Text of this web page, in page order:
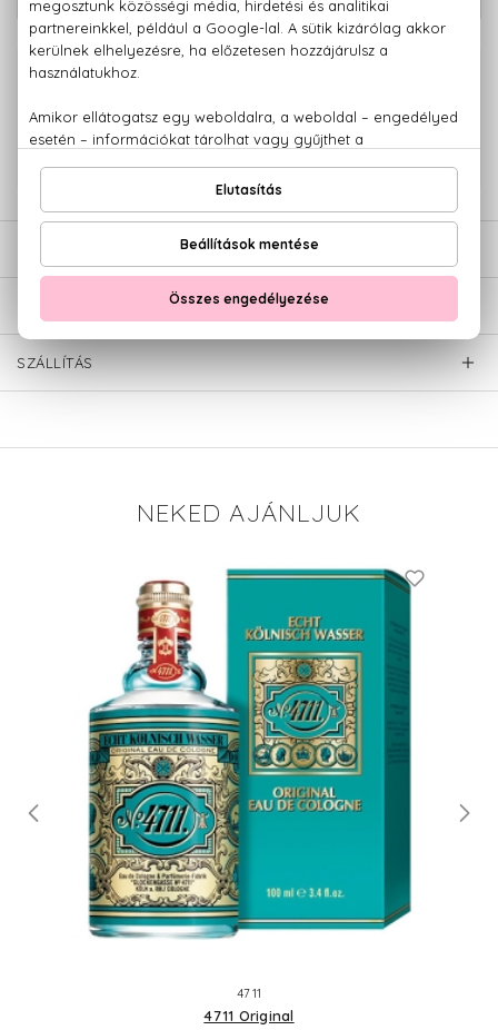
100% eredeti termékek,
Kérdésed van, elakadtál? Hívd ügyfélszolgálatunkat: +36 20
779 1926
LEÍRÁS
SZÁLLÍTÁS
NEKED AJÁNLJUK
4711
4711 Original